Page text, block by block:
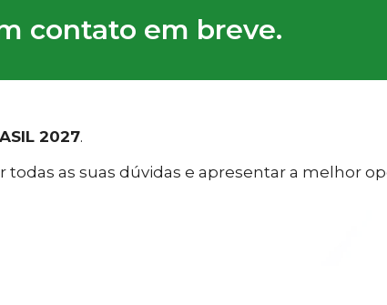
contato em breve.​​
2027.
as suas dúvidas e apresentar a melhor